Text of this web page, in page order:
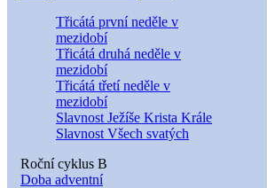
Třicátá první neděle v
mezidobí
Třicátá druhá neděle v
mezidobí
Třicátá třetí neděle v
mezidobí
Slavnost Ježíše Krista Krále
Slavnost Všech svatých
Roční cyklus B
Doba adventní